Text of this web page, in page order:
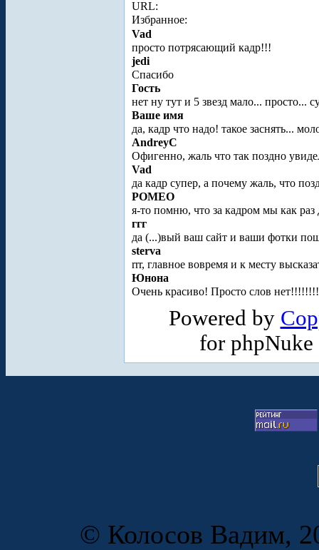
URL:
Избранное:
Vad
просто потрясающий кадр!!!
jedi
Спасибо
Гость
нет ну тут и 5 звезд мало... просто...
Ваше имя
да, кадр что надо! такое заснять...
AndreyC
Офигенно, жаль что так поздно
Vad
да кадр супер, а почему жаль, что
POMEO
я-то помню, что за кадром мы как раз
ггг
да (...)вый ваш сайт и ваши фотки
sterva
rrr, главное вовремя и к месту
Юнона
Очень красиво! Просто слов
Powered by
for
© Колосов Вадим,